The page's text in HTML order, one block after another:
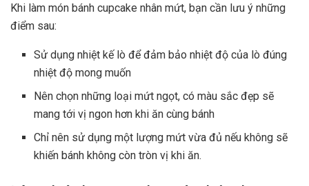
Khi làm món bánh cupcake nhân mứt, bạn cần lưu ý những
điểm sau:
Sử dụng nhiệt kế lò để đảm bảo nhiệt độ của lò đúng
nhiệt độ mong muốn
Nên chọn những loại mứt ngọt, có màu sắc đẹp sẽ
mang tới vị ngon hơn khi ăn cùng bánh
Chỉ nên sử dụng một lượng mứt vừa đủ nếu không sẽ
khiến bánh không còn tròn vị khi ăn.